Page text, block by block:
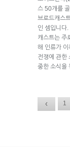
스 50개를
브로드캐스
인 셈입니다
캐스트는 주
해 인류가 이
전쟁에 관한
중한 소식을
‹ 1